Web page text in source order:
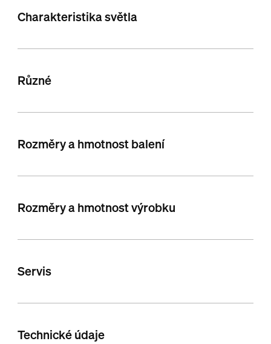
Charakteristika světla
Různé
Rozměry a hmotnost balení
Rozměry a hmotnost výrobku
Servis
Technické údaje